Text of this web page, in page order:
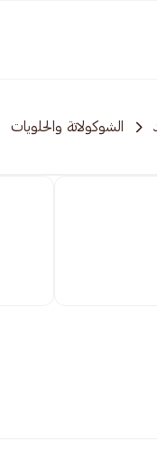
الشوكولاتة والحلويات